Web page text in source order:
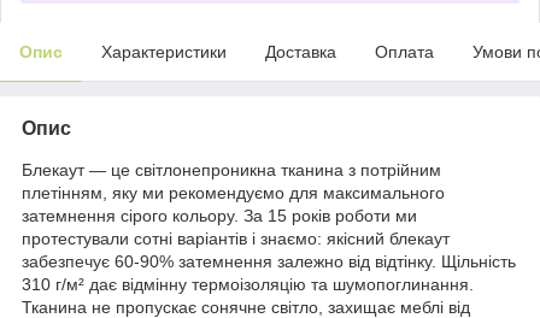
Опис Характеристики Доставка Оплата Умови
Опис
Блекаут — це світлонепроникна тканина з потрійним
плетінням, яку ми рекомендуємо для максимального
затемнення сірого кольору. За 15 років роботи ми
протестували сотні варіантів і знаємо: якісний блекаут
забезпечує 60-90% затемнення залежно від відтінку. Щільність
310 г/м² дає відмінну термоізоляцію та шумопоглинання.
Тканина не пропускає сонячне світло, захищає меблі від